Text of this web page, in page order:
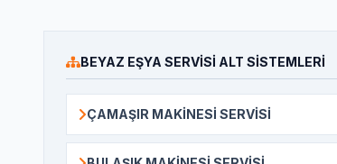
BEYAZ EŞYA SERVISI ALT SISTEMLERI
ÇAMAŞIR MAKINESI SERVISI